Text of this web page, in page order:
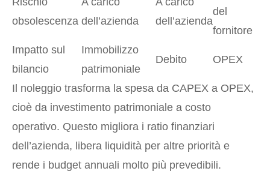
obsolescenza dell’azienda
dell’azienda
del
fornitore
Impatto sul
bilancio
Immobilizzo
patrimoniale
Debito OPEX
Il noleggio trasforma la spesa da CAPEX a OPEX,
cioè da investimento patrimoniale a costo
operativo. Questo migliora i ratio finanziari
dell’azienda, libera liquidità per altre priorità e
rende i budget annuali molto più prevedibili.